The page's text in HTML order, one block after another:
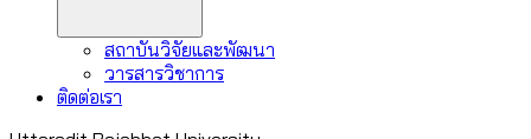
สถาบันวิจัยและพัฒนา
วารสารวิชาการ
ติดต่อเรา